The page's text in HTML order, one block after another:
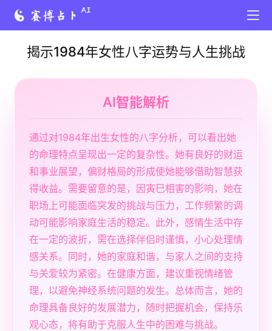
揭示1984年女性八字运势与人生挑战
AI智能解析
通过对1984年出生女性的八字分析，可以看出她
的命理特点呈现出一定的复杂性。她有良好的财运
和事业展望，偏财格局的形成使她能够借助智慧获
得收益。需要留意的是，因寅巳相害的影响，她在
职场上可能面临突发的挑战与压力，工作频繁的调
动可能影响家庭生活的稳定。此外，感情生活中存
在一定的波折，需在选择伴侣时谨慎，小心处理情
感关系。同时，她的家庭和谐，与家人之间的支持
与关爱较为紧密。在健康方面，建议重视情绪管
理，以避免神经系统问题的发生。总体而言，她的
命理具备良好的发展潜力，随时把握机会，保持乐
观心态，将有助于克服人生中的困难与挑战。